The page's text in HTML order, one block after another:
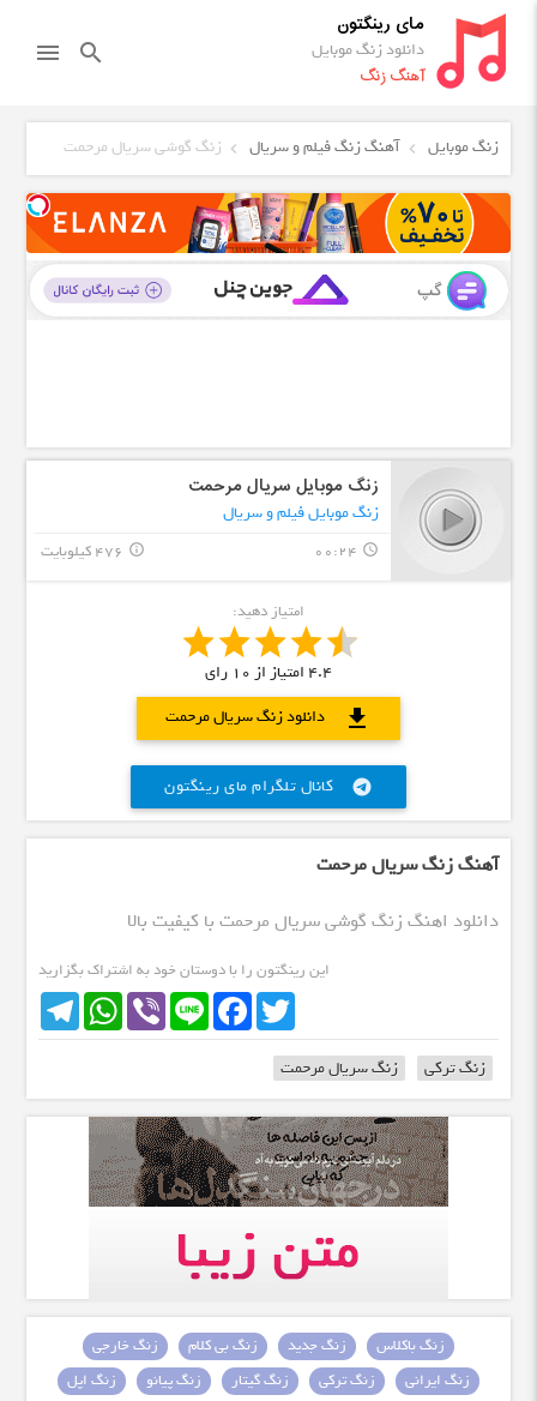
مای رینگتون
دانلود زنگ موبایل
آهنگ زنگ
search
menu
زنگ موبایل آهنگ زنگ فیلم و سریال زنگ گوشی سریال مرحمت
زنگ موبایل سریال مرحمت
زنگ موبایل فیلم و سریال
query_builder
00:24 476 کیلوبایت info_outline
امتیاز دهید:
4.4 امتیاز از10 رای
دانلود زنگ سریال مرحمت
download
کانال تلگرام مای رینگتون telegram
آهنگ زنگ سریال مرحمت
دانلود اهنگ زنگ گوشی سریال مرحمت با کیفیت بالا
این رینگتون را با دوستان خود به اشتراک بگزارید
TelegramWhatsApp Viber Line
FacebookTwitter
زنگ ترکی زنگ سریال مرحمت
زنگ باکلاس زنگ جدید زنگ بی کلام
زنگ خارجی
زنگ ایرانی
زنگ ترکی زنگ گیتار زنگ پیانو
زنگ اپل